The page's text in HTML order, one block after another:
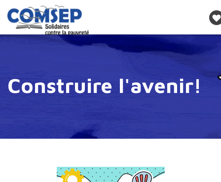
Construire l'avenir!